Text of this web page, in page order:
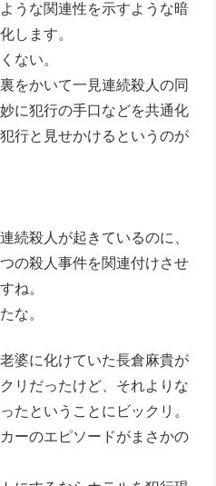
うな関連性を示すような暗
します。
ない。
をかいて一見連続殺人の同
に犯行の手口などを共通化
行と見せかけるというのが
続殺人が起きているのに、
の殺人事件を関連付けさせ
ね。
な。
婆に化けていた長倉麻貴が
リだったけど、それよりな
たということにビックリ。
ーのエピソードがまさかの